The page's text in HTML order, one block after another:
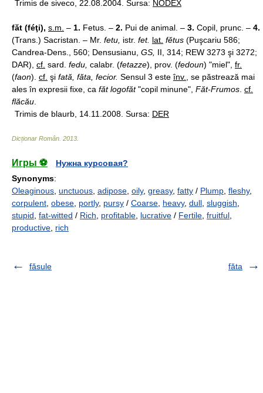
Trimis de siveco, 22.08.2004. Sursa: NODEX
făt (féţi), s.m. – 1. Fetus. – 2. Pui de animal. – 3. Copil, prunc. – 4.
(Trans.) Sacristan. – Mr. fetu, istr. fet. lat. fĕtus (Puşcariu 586;
Candrea-Dens., 560; Densusianu, GS, II, 314; REW 3273 şi 3272;
DAR), cf. sard. fedu, calabr. (fetazze), prov. (fedoun) "miel", fr.
(faon). cf. şi fată, făta, fecior. Sensul 3 esteînv.
, se păstrează mai
ales în expresii fixe, ca făt logofăt"copil minune", Făt-Frumos cf.
flăcău
Trimis de blaurb, 14.11.2008. Sursa: DER
Dicționar Român 2013
Игры ⚽
Нужна курсовая?
Synonyms:
Oleaginous unctuous adipose oily, greasy, fatty / Plump fleshy,
corpulent obese portly, pursy / Coarse heavy, dull sluggish
stupid fat-witted / Rich profitable lucrative / Fertile fruitful
productive rich
făsule făta